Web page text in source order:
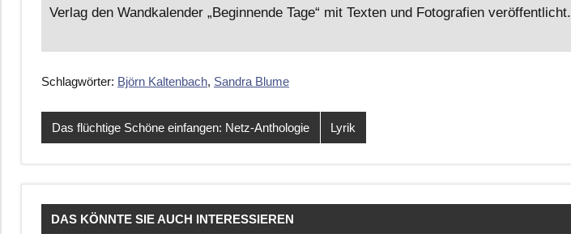
Verlag den Wandkalender „Beginnende Tage“ mit Texten und Fotografien veröffentlicht.
Schlagwörter: Björn Kaltenbach, Sandra Blume
Das flüchtige Schöne einfangen: Netz-Anthologie Lyrik
DAS KÖNNTE SIE AUCH INTERESSIEREN